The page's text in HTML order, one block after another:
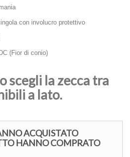
con involucro protettivo
(Fior di conio)
scegli la zecca tra
a lato.
ACQUISTATO
HANNO COMPRATO